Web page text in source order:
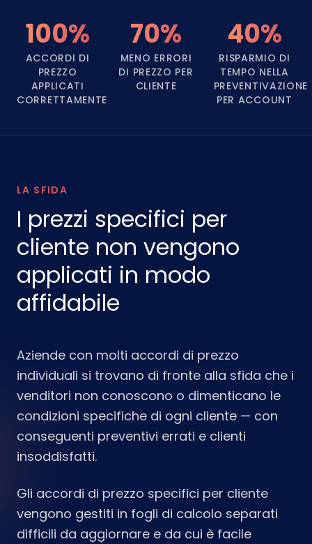
100%
ACCORDI DI
PREZZO
APPLICATI
CORRETTAMENTE
70%
MENO ERRORI
DI PREZZO PER
CLIENTE
40%
RISPARMIO DI
TEMPO NELLA
PREVENTIVAZIONE
PER ACCOUNT
LA SFIDA
I prezzi specifici per
cliente non vengono
applicati in modo
affidabile
Aziende con molti accordi di prezzo
individuali si trovano di fronte alla sfida che i
venditori non conoscono o dimenticano le
condizioni specifiche di ogni cliente — con
conseguenti preventivi errati e clienti
insoddisfatti.
Gli accordi di prezzo specifici per cliente
vengono gestiti in fogli di calcolo separati
difficili da aggiornare e da cui è facile